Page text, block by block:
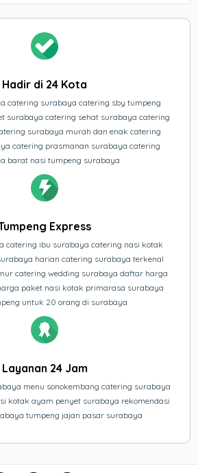
Hadir di 24 Kota
catering surabaya catering sby tumpeng
surabaya catering sehat surabaya catering
surabaya murah dan enak catering
catering prasmanan surabaya catering
barat nasi tumpeng surabaya
Express
catering ibu surabaya catering nasi kotak
harian catering surabaya terkenal
catering wedding surabaya daftar harga
paket nasi kotak primarasa surabaya
untuk 20 orang di surabaya
Layanan 24 Jam
menu sonokembang catering surabaya
kotak ayam penyet surabaya rekomendasi
tumpeng jajan pasar surabaya